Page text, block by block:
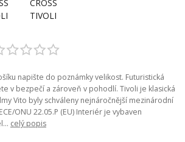
napište do poznámky velikost. Futuristická
v bezpečí a zároveň v pohodlí. Tivoli je klasická
Vito byly schváleny nejnáročnější mezinárodní
ONU 22.05.P (EU) Interiér je vybaven
celý popis